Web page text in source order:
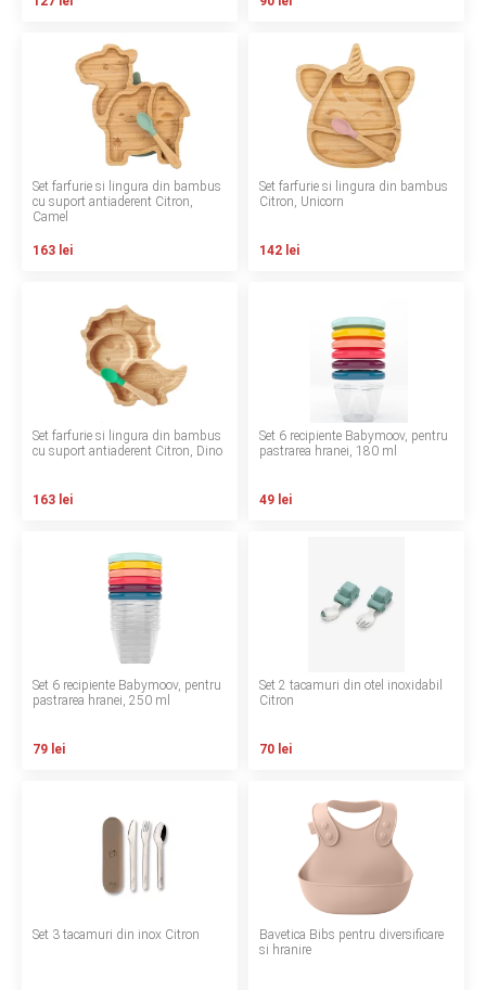
BAIE SI TOALETA
Informatii companie
Regulament giveaway
Showroom
Depozit
Q & A
Politica de confidentialitate
Politica de utilizare cookie-uri
Instalare scaune/scoici auto
ANPC SAL
Set farfurie si lingura din bambus
cu suport antiaderent Citron,
Camel
163 lei
Set farfurie si lingura din bambus
Citron, Unicorn
142 lei
Set farfurie si lingura din bambus
cu suport antiaderent Citron, Dino
163 lei
Set 6 recipiente Babymoov, pentru
pastrarea hranei, 180 ml
49 lei
Set 6 recipiente Babymoov, pentru
pastrarea hranei, 250 ml
79 lei
Set 2 tacamuri din otel inoxidabil
Citron
70 lei
Set 3 tacamuri din inox Citron
Bavetica Bibs pentru diversificare
si hranire